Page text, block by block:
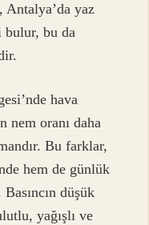
Antalya’da yaz
bulur, bu da
hava
nem oranı daha
Bu farklar,
hem de günlük
düşük
yağışlı ve